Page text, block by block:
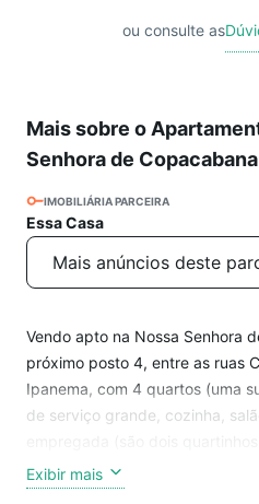
ou consulte as
Mais sobre o
Senhora de Copacabana
IMOBILIÁRIA PARCEIRA
Essa Casa
Mais anúncios deste
Vendo apto na Nossa Senhora
próximo posto 4, entre as ruas
Ipanema, com 4 quartos (uma
de serviço grande, cozinha,
embutidos nos quartos e na
24 horas. Não tem garagem
Exibir mais